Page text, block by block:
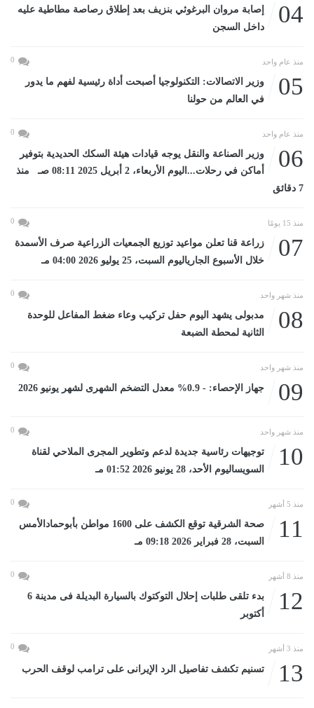
04
إصابة مروان البرغوثي بنزيف بعد إطلاق رصاصة مطاطية عليه
داخل السجن
منذ عام واحد 0
05
وزير الاتصالات: التكنولوجيا أصبحت أداة رئيسية لفهم ما يدور
في العالم من حولنا
منذ عام واحد 0
06
وزير الصناعة والنقل يوجه قيادات هيئة السكك الحديدية بتوفير
أماكن في رحلات...اليوم الأربعاء، 2 أبريل 2025 08:11 صـ منذ
7 دقائق
منذ 15 يومًا 0
07
زراعة قنا تعلن مواعيد توزيع الجمعيات الزراعية صرف الأسمدة
خلال الأسبوع الجارياليوم السبت، 25 يوليو 2026 04:00 مـ
منذ شهر واحد 0
08
مدبولى يشهد اليوم حفل تركيب وعاء ضغط المفاعل للوحدة
الثانية لمحطة الضبعة
منذ شهر واحد 0
09 جهاز الإحصاء: - 0.9% معدل التضخم الشهرى لشهر يونيو 2026
منذ شهر واحد 0
10
توجيهات رئاسية جديدة لدعم وتطوير المجرى الملاحي لقناة
السويساليوم الأحد، 28 يونيو 2026 01:52 مـ
منذ 5 أشهر 0
11
صحة الشرقية توقع الكشف على 1600 مواطن بأبوحمادالأمس
السبت، 28 فبراير 2026 09:18 مـ
منذ 8 أشهر 0
12
بدء تلقى طلبات إحلال التوكتوك بالسيارة البديلة فى مدينة 6
أكتوبر
منذ 3 أشهر 0
13 تسنيم تكشف تفاصيل الرد الإيرانى على ترامب لوقف الحرب